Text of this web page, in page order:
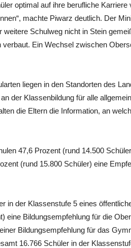
optimal auf ihre berufliche Karriere
machte Piwarz deutlich. Der
Schulweg nicht in Stein
Ein Wechsel zwischen
liegen in den Standorten des
der Klassenbildung für alle
die Eltern die Information, an
47,6 Prozent (rund 14.500
(rund 15.800 Schüler) eine
in der Klassenstufe 5 eines
eine Bildungsempfehlung für die
Bildungsempfehlung für das
16.766 Schüler in der